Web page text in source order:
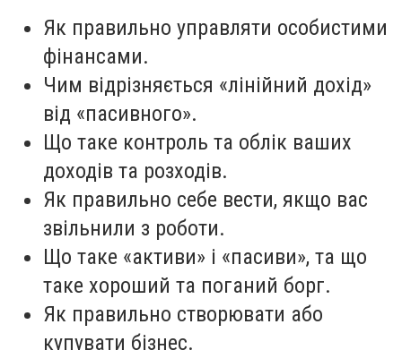
Як правильно управляти особистими
фінансами.
Чим відрізняється «лінійний дохід»
від «пасивного».
Що таке контроль та облік ваших
доходів та розходів.
Як правильно себе вести, якщо вас
звільнили з роботи.
Що таке «активи» і «пасиви», та що
таке хороший та поганий борг.
Як правильно створювати або
купувати бізнес.